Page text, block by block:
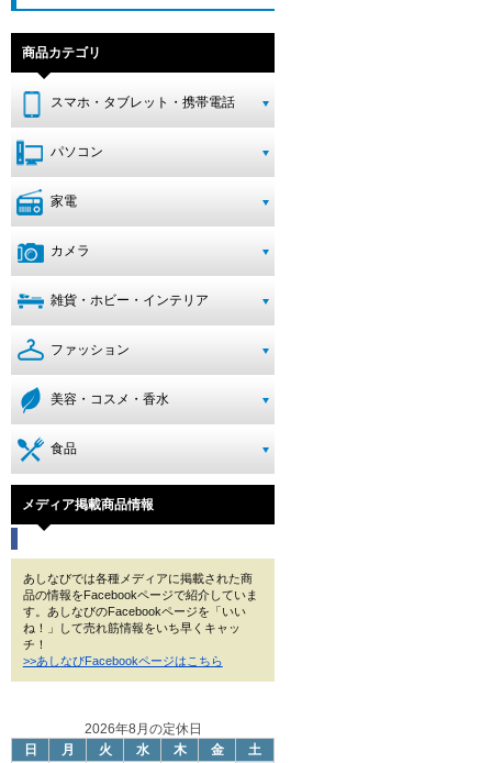
商品カテゴリ
スマホ・タブレット・携帯電話
パソコン
家電
カメラ
雑貨・ホビー・インテリア
ファッション
美容・コスメ・香水
食品
メディア掲載商品情報
あしなびでは各種メディアに掲載された商
品の情報をFacebookページで紹介していま
す。あしなびのFacebookページを「いい
ね！」して売れ筋情報をいち早くキャッ
チ！
>>あしなびFacebookページはこちら
2026年8月の定休日
日
月 火 水 木 金
土